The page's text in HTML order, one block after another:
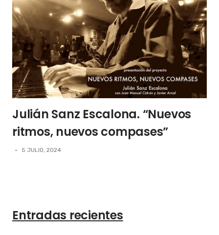
Julián Sanz Escalona. “Nuevos
ritmos, nuevos compases”
- 5 JULIO, 2024
Entradas recientes